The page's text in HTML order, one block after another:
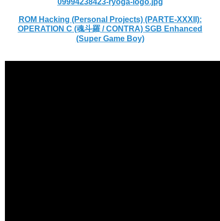
09994238423-ryoga-logo.jpg
ROM Hacking (Personal Projects) (PARTE-XXXII):
OPERATION C (魂斗羅 / CONTRA) SGB Enhanced
(Super Game Boy)